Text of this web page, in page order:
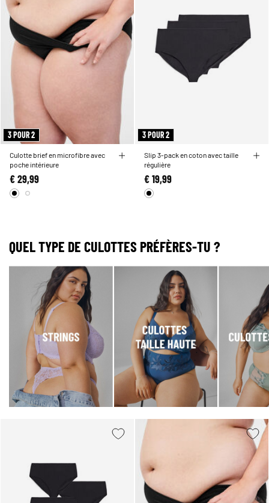
3 POUR 2
Culotte brief en microfibre avec
poche intérieure
€ 29,99
3 POUR 2
Slip 3-pack en coton avec taille
régulière
€ 19,99
QUEL TYPE DE CULOTTES PRÉFÈRES-TU ?